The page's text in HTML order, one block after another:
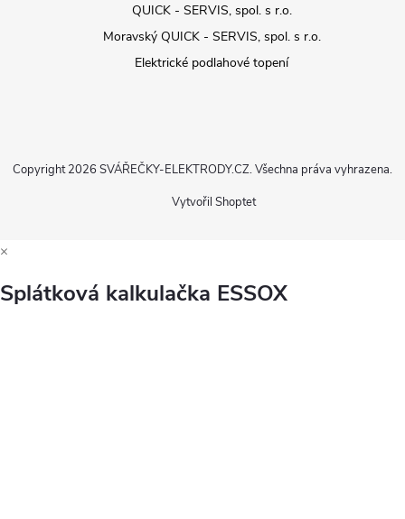
QUICK - SERVIS, spol. s r.o.
Moravský QUICK - SERVIS, spol. s r.o.
Elektrické podlahové topení
Vytvořil Shoptet
Copyright 2026 SVÁŘEČKY-ELEKTRODY.CZ. Všechna práva vyhrazena.
×
Splátková kalkulačka ESSOX